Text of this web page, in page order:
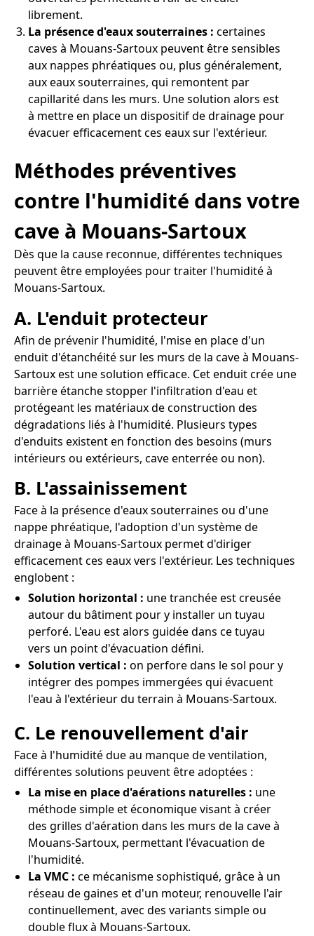
librement.
La présence d'eaux souterraines : certaines
caves à Mouans-Sartoux peuvent être sensibles
aux nappes phréatiques ou, plus généralement,
aux eaux souterraines, qui remontent par
capillarité dans les murs. Une solution alors est
à mettre en place un dispositif de drainage pour
évacuer efficacement ces eaux sur l'extérieur.
Méthodes préventives
contre l'humidité dans votre
cave à Mouans-Sartoux
Dès que la cause reconnue, différentes techniques
peuvent être employées pour traiter l'humidité à
Mouans-Sartoux.
A. L'enduit protecteur
Afin de prévenir l'humidité, l'mise en place d'un
enduit d'étanchéité sur les murs de la cave à Mouans-
Sartoux est une solution efficace. Cet enduit crée une
barrière étanche stopper l'infiltration d'eau et
protégeant les matériaux de construction des
dégradations liés à l'humidité. Plusieurs types
d'enduits existent en fonction des besoins (murs
intérieurs ou extérieurs, cave enterrée ou non).
B. L'assainissement
Face à la présence d'eaux souterraines ou d'une
nappe phréatique, l'adoption d'un système de
drainage à Mouans-Sartoux permet d'diriger
efficacement ces eaux vers l'extérieur. Les techniques
englobent :
Solution horizontal : une tranchée est creusée
autour du bâtiment pour y installer un tuyau
perforé. L'eau est alors guidée dans ce tuyau
vers un point d'évacuation défini.
Solution vertical : on perfore dans le sol pour y
intégrer des pompes immergées qui évacuent
l'eau à l'extérieur du terrain à Mouans-Sartoux.
C. Le renouvellement d'air
Face à l'humidité due au manque de ventilation,
différentes solutions peuvent être adoptées :
La mise en place d'aérations naturelles : une
méthode simple et économique visant à créer
des grilles d'aération dans les murs de la cave à
Mouans-Sartoux, permettant l'évacuation de
l'humidité.
La VMC : ce mécanisme sophistiqué, grâce à un
réseau de gaines et d'un moteur, renouvelle l'air
continuellement, avec des variants simple ou
double flux à Mouans-Sartoux.